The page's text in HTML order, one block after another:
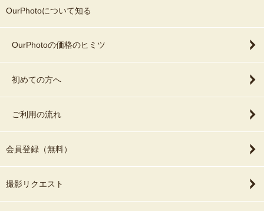
OurPhotoについて知る
OurPhotoの価格のヒミツ
初めての方へ
ご利用の流れ
会員登録（無料）
撮影リクエスト